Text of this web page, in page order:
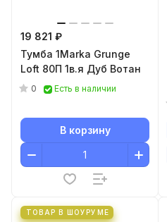
19 821 ₽
Тумба 1Marka Grunge
Loft 80П 1в.я Дуб Вотан
0 Есть в наличии
В корзину
ТОВАР В ШОУРУМЕ